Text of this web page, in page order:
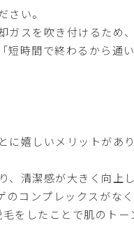
い。
スを吹き付けるため
時間で終わるから通
嬉しいメリットがあり
清潔感が大きく向上し
コンプレックスがなく
をしたことで肌のト